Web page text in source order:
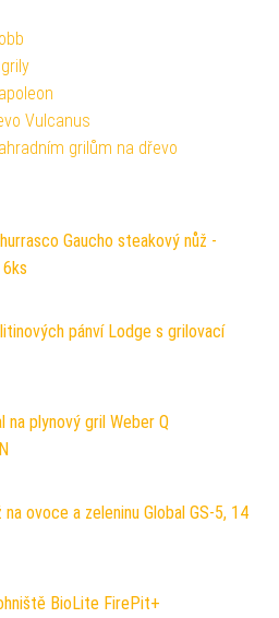
Vulcanus
grilům na dřevo
Gaucho steakový nůž -
pánví Lodge s grilovací
na plynový gril Weber Q
na ovoce a zeleninu Global GS-5, 14
BioLite FirePit+